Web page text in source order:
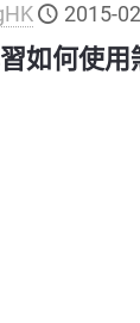
2015-
如何使用